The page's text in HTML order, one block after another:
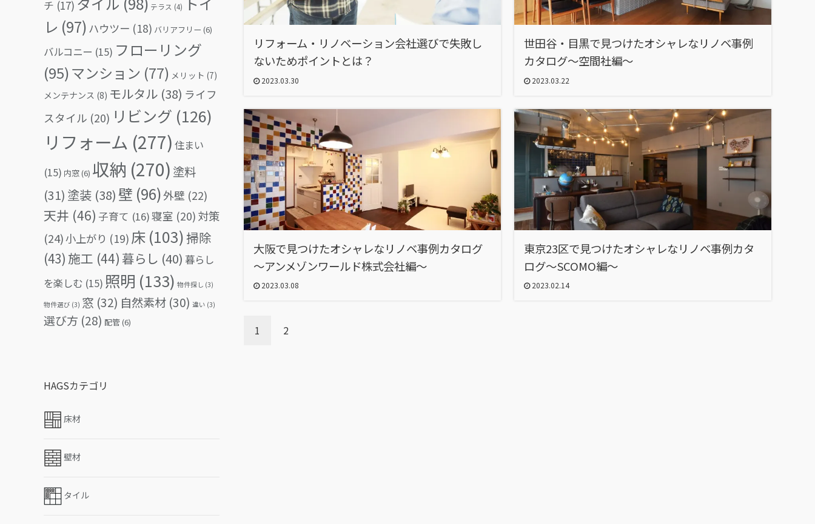
リフォーム・リノベーション会社選びで失敗し
ないためポイントとは？
2023.03.30
世田谷・目黒で見つけたオシャレなリノベ事例
カタログ～空間社編～
2023.03.22
大阪で見つけたオシャレなリノベ事例カタログ
～アンメゾンワールド株式会社編～
2023.03.08
東京23区で見つけたオシャレなリノベ事例カタ
ログ～SCOMO編～
2023.02.14
1 2
チ (17) テラス (4)
レ (97) ハウツー (18) バリアフリー (6)
バルコニー (15) フローリング
(95)マンション (77) メリット (7)
メンテナンス (8) モルタル (38) ライフ
スタイル (20) リビング (126)
リフォーム (277) 住まい
(15) 内窓(6) 収納 (270) 塗料
(31) 塗装 (38) 壁 (96)外壁 (22)
天井 (46) 子育て (16)寝室 (20) 対策
(24)小上がり (19) 床 (103)掃除
(43) 施工 (44) 暮らし (40) 暮らし
を楽しむ (15) 照明 (133) 物件探し (3)
物件選び (3) 窓 (32) 自然素材 (30) 違い (3)
選び方 (28) 配管(6)
HAGSカテゴリ
床材
壁材
タイル